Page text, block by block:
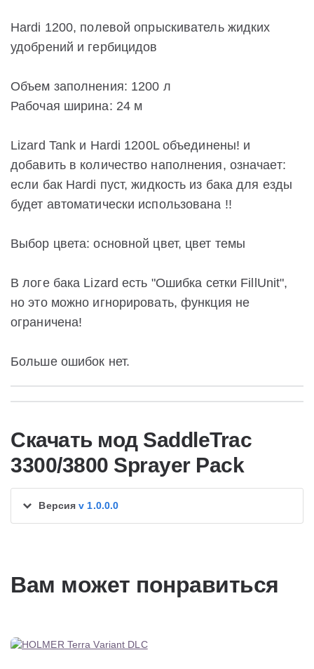
Hardi 1200, полевой опрыскиватель жидких
удобрений и гербицидов
Объем заполнения: 1200 л
Рабочая ширина: 24 м
Lizard Tank и Hardi 1200L объединены! и
добавить в количество наполнения, означает:
если бак Hardi пуст, жидкость из бака для езды
будет автоматически использована !!
Выбор цвета: основной цвет, цвет темы
В логе бака Lizard есть "Ошибка сетки FillUnit",
но это можно игнорировать, функция не
ограничена!
Больше ошибок нет.
Скачать мод SaddleTrac
3300/3800 Sprayer Pack
Версияv 1.0.0.0
Вам может понравиться